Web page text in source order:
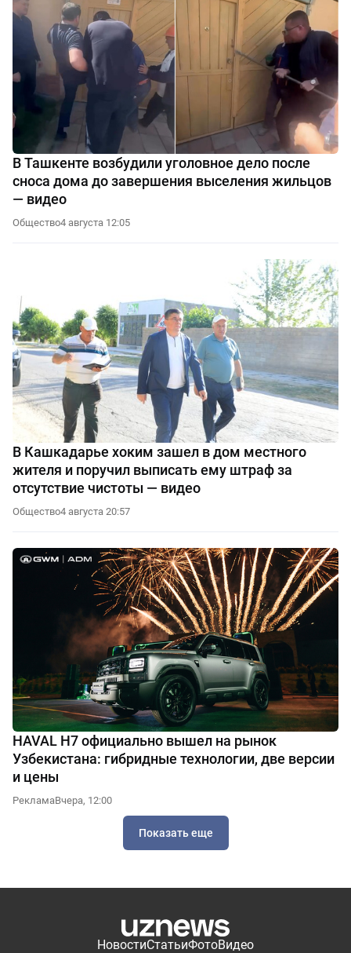
В Ташкенте возбудили уголовное дело после
сноса дома до завершения выселения жильцов
— видео
Общество4 августа 12:05
В Кашкадарье хоким зашел в дом местного
жителя и поручил выписать ему штраф за
отсутствие чистоты — видео
Общество4 августа 20:57
HAVAL H7 официально вышел на рынок
Узбекистана: гибридные технологии, две версии
и цены
РекламаВчера, 12:00
Показать еще
НовостиСтатьиФотоВидео